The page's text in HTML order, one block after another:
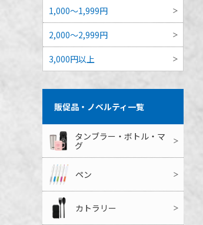
1,000～1,999円
2,000～2,999円
3,000円以上
販促品・ノベルティ一覧
タンブラー・ボトル・マ
グ
ペン
カトラリー